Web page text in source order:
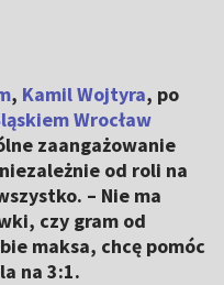
, Kamil Wojtyra, po
Wrocław
zaangażowanie
od roli na
– Nie ma
czy gram od
maksa, chcę pomóc
na 3:1.